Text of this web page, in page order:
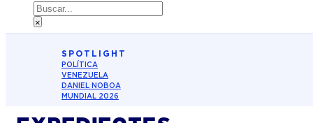
Buscar
×
SPOTLIGHT
POLÍTICA
VENEZUELA
DANIEL NOBOA
MUNDIAL 2026